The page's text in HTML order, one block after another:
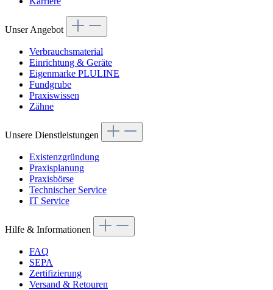
Unser Angebot
Verbrauchsmaterial
Einrichtung & Geräte
Eigenmarke PLULINE
Fundgrube
Praxiswissen
Zähne
Unsere Dienstleistungen
Existenzgründung
Praxisplanung
Praxisbörse
Technischer Service
IT Service
Hilfe & Informationen
FAQ
SEPA
Zertifizierung
Versand & Retouren